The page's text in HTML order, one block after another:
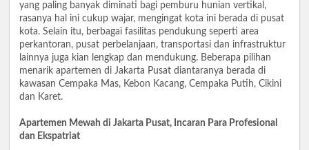
yang paling banyak diminati bagi pemburu hunian vertikal,
rasanya hal ini cukup wajar, mengingat kota ini berada di pusat
kota. Selain itu, berbagai fasilitas pendukung seperti area
perkantoran, pusat perbelanjaan, transportasi dan infrastruktur
lainnya juga kian lengkap dan mendukung. Beberapa pilihan
menarik apartemen di Jakarta Pusat diantaranya berada di
kawasan Cempaka Mas, Kebon Kacang, Cempaka Putih, Cikini
dan Karet.
Apartemen Mewah di Jakarta Pusat, Incaran Para Profesional
dan Ekspatriat